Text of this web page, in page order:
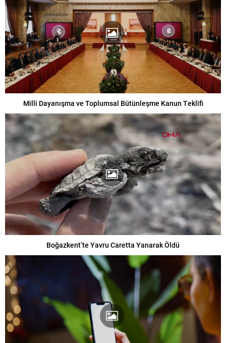
Milli Dayanışma ve Toplumsal Bütünleşme Kanun Teklifi
Boğazkent’te Yavru Caretta Yanarak Öldü